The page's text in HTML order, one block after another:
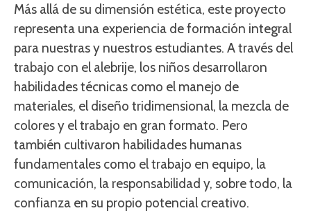
Más allá de su dimensión estética, este proyecto
representa una experiencia de formación integral
para nuestras y nuestros estudiantes. A través del
trabajo con el alebrije, los niños desarrollaron
habilidades técnicas como el manejo de
materiales, el diseño tridimensional, la mezcla de
colores y el trabajo en gran formato. Pero
también cultivaron habilidades humanas
fundamentales como el trabajo en equipo, la
comunicación, la responsabilidad y, sobre todo, la
confianza en su propio potencial creativo.